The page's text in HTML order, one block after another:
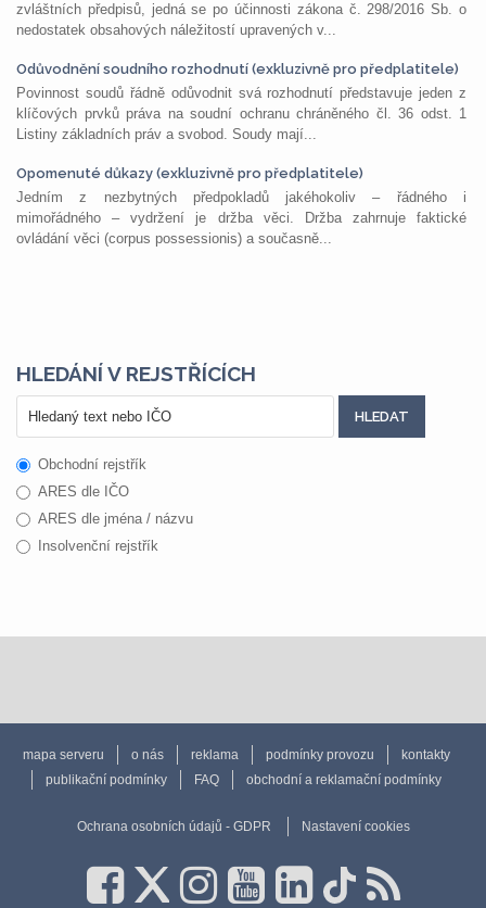
zvláštních předpisů, jedná se po účinnosti zákona č. 298/2016 Sb. o
nedostatek obsahových náležitostí upravených v...
Odůvodnění soudního rozhodnutí (exkluzivně pro předplatitele)
Povinnost soudů řádně odůvodnit svá rozhodnutí představuje jeden z
klíčových prvků práva na soudní ochranu chráněného čl. 36 odst. 1
Listiny základních práv a svobod. Soudy mají...
Opomenuté důkazy (exkluzivně pro předplatitele)
Jedním z nezbytných předpokladů jakéhokoliv – řádného i
mimořádného – vydržení je držba věci. Držba zahrnuje faktické
ovládání věci (corpus possessionis) a současně...
HLEDÁNÍ V REJSTŘÍCÍCH
Obchodní rejstřík
ARES dle IČO
ARES dle jména / názvu
Insolvenční rejstřík
mapa serveru o nás reklama podmínky provozu
kontakty
publikační podmínky
FAQ obchodní a reklamační podmínky
Ochrana osobních údajů - GDPR Nastavení cookies